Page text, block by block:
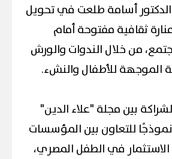
الدكتور أسامة طلعت في تحويل
ثقافية مفتوحة أمام
من خلال الندوات والورش
الموجهة للأطفال والنشء.
بين مجلة "علاء الدين"
نموذجًا للتعاون بين المؤسسات
في الطفل المصري،